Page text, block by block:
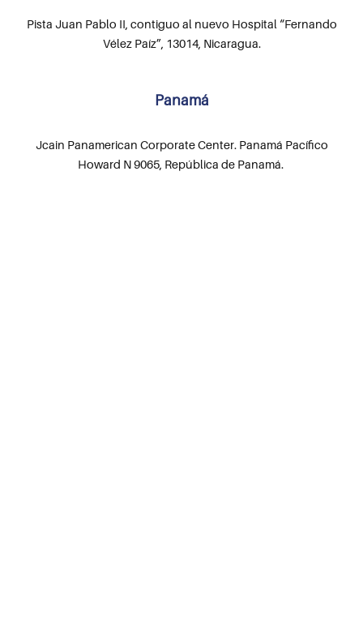
Pista Juan Pablo II, contiguo al nuevo Hospital “Fernando
Vélez Paíz”, 13014, Nicaragua.
Panamá
Jcain Panamerican Corporate Center. Panamá Pacífico
Howard N 9065, República de Panamá.